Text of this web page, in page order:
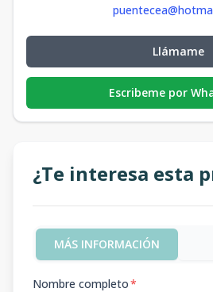
Llámame
Escribeme por
¿Te interesa esta
MÁS INFORMACIÓN
Nombre completo*